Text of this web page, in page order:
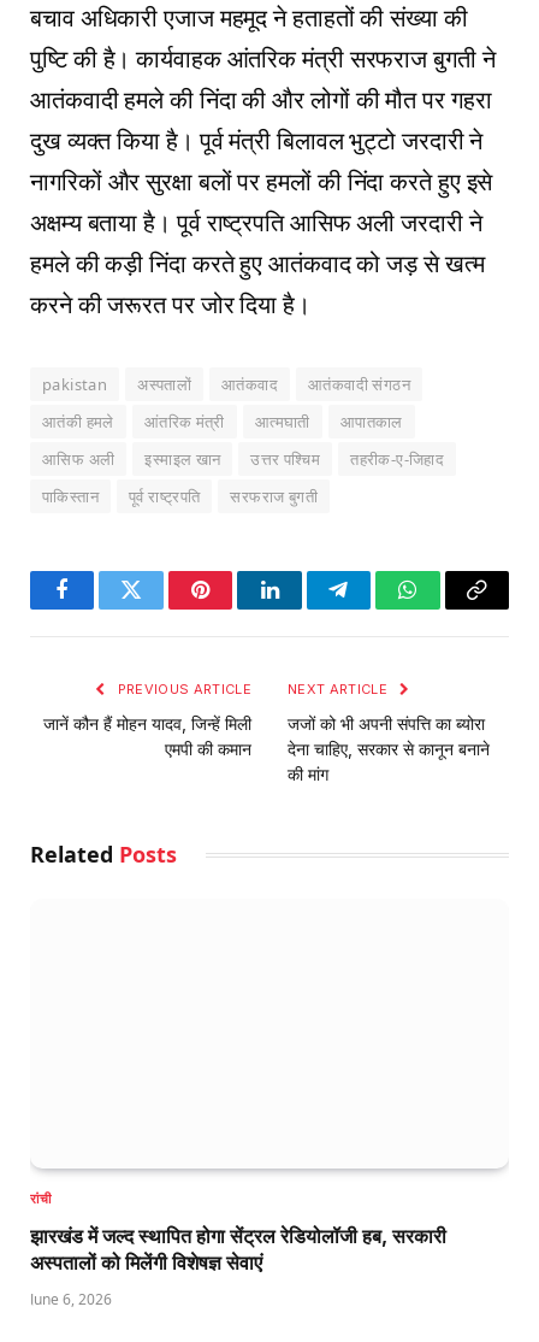
बचाव अधिकारी एजाज महमूद ने हताहतों की संख्या की
पुष्टि की है। कार्यवाहक आंतरिक मंत्री सरफराज बुगती ने
आतंकवादी हमले की निंदा की और लोगों की मौत पर गहरा
दुख व्यक्त किया है। पूर्व मंत्री बिलावल भुट्टो जरदारी ने
नागरिकों और सुरक्षा बलों पर हमलों की निंदा करते हुए इसे
अक्षम्य बताया है। पूर्व राष्ट्रपति आसिफ अली जरदारी ने
हमले की कड़ी निंदा करते हुए आतंकवाद को जड़ से खत्म
करने की जरूरत पर जोर दिया है।
pakistan अस्पतालों आतंकवाद
आतंकवादी संगठन
आतंकी हमले
आंतरिक मंत्री आत्मघाती
आपातकाल
आसिफ अली
इस्माइल खान उत्तर पश्चिम
तहरीक-ए-जिहाद
पाकिस्तान
पूर्व राष्ट्रपति सरफराज बुगती
FacebookTwitter PinterestLinkedInTelegramWhatsApp
Copy
PREVIOUS ARTICLE
जानें कौन हैं मोहन यादव, जिन्हें मिली
एमपी की कमान
NEXT ARTICLE
जजों को भी अपनी संपत्ति का ब्योरा
देना चाहिए, सरकार से कानून बनाने
की मांग
Related Posts
रांची
झारखंड में जल्द स्थापित होगा सेंट्रल रेडियोलॉजी हब, सरकारी
अस्पतालों को मिलेंगी विशेषज्ञ सेवाएं
June 6, 2026